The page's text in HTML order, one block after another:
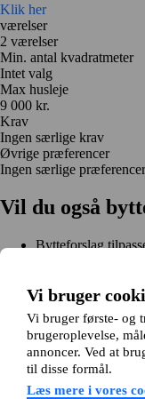
Vi bruger
Vi bruger første- og
brugeroplevelse,
annoncer. Ved at
til disse formål.
Læs mere i vores
Klik her
værelser
2 værelser
Min. antal kvadratmeter
Intet valg
Max husleje
9 000 kr.
Krav
Ingen særlige krav
Øvrige præferencer
Ingen særlige præferencer
Vil du også
Bytteforslag
Kom i gang gratis
Kom i gang
Kom i gang gratisSøg
Læs mere
Nyheder og tips
Om Hjembytte.dk